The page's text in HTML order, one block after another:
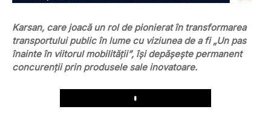
Karsan, care joacă un rol de pionierat în transformarea
transportului public în lume cu viziunea de a fi „Un pas
înainte în viitorul mobilității”, își depășește permanent
concurenții prin produsele sale inovatoare.
Play